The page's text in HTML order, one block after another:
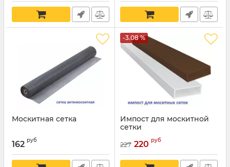
Москитная сетка
162 руб
-3.08 %
Импост для москитной
сетки
227 220 руб